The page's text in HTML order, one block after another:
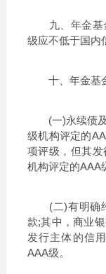
九、年金基金
级应不低于国内
十、年金基金
(一)永续债及
级机构评定的
项评级，但其
机构评定的AAA
(二)有明确约
款;其中，商业
发行主体的信
AAA级。